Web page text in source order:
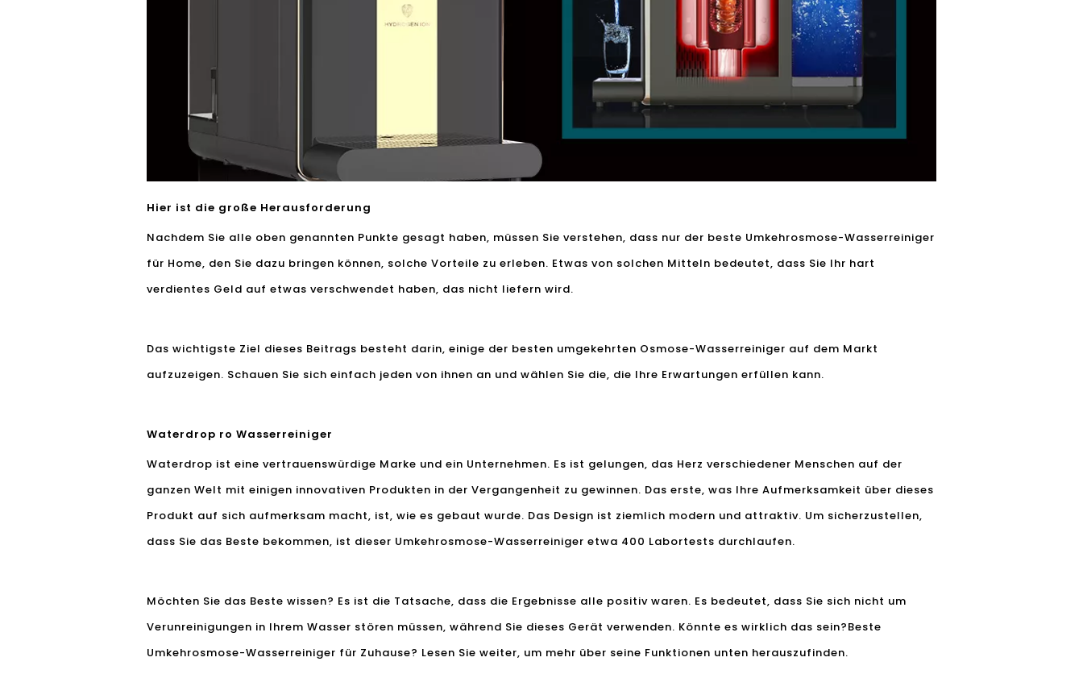
Hier ist die große Herausforderung
Nachdem Sie alle oben genannten Punkte gesagt haben, müssen Sie verstehen, dass nur der beste Umkehrosmose-Wasserreiniger
für Home, den Sie dazu bringen können, solche Vorteile zu erleben. Etwas von solchen Mitteln bedeutet, dass Sie Ihr hart
verdientes Geld auf etwas verschwendet haben, das nicht liefern wird.
Das wichtigste Ziel dieses Beitrags besteht darin, einige der besten umgekehrten Osmose-Wasserreiniger auf dem Markt
aufzuzeigen. Schauen Sie sich einfach jeden von ihnen an und wählen Sie die, die Ihre Erwartungen erfüllen kann.
Waterdrop ro Wasserreiniger
Waterdrop ist eine vertrauenswürdige Marke und ein Unternehmen. Es ist gelungen, das Herz verschiedener Menschen auf der
ganzen Welt mit einigen innovativen Produkten in der Vergangenheit zu gewinnen. Das erste, was Ihre Aufmerksamkeit über dieses
Produkt auf sich aufmerksam macht, ist, wie es gebaut wurde. Das Design ist ziemlich modern und attraktiv. Um sicherzustellen,
dass Sie das Beste bekommen, ist dieser Umkehrosmose-Wasserreiniger etwa 400 Labortests durchlaufen.
Möchten Sie das Beste wissen? Es ist die Tatsache, dass die Ergebnisse alle positiv waren. Es bedeutet, dass Sie sich nicht um
Verunreinigungen in Ihrem Wasser stören müssen, während Sie dieses Gerät verwenden. Könnte es wirklich das sein?Beste
Umkehrosmose-Wasserreiniger für Zuhause? Lesen Sie weiter, um mehr über seine Funktionen unten herauszufinden.